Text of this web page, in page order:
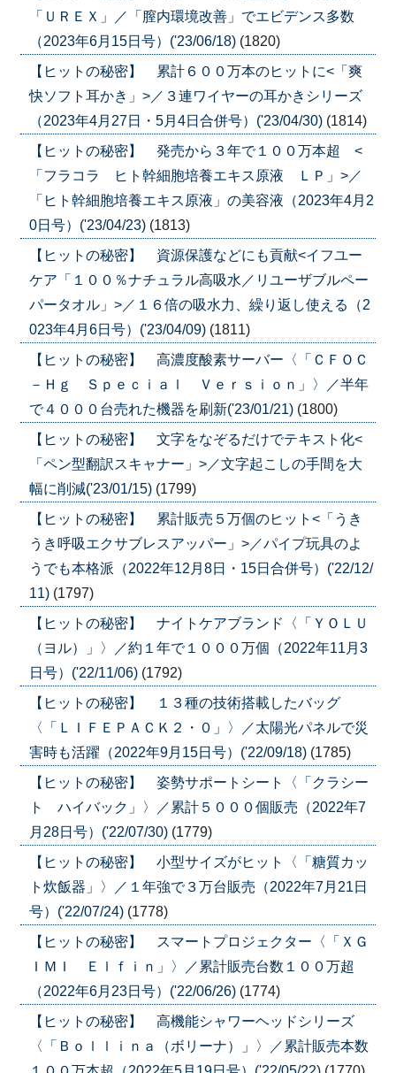
「ＵＲＥＸ」／「膣内環境改善」でエビデンス多数
（2023年6月15日号）('23/06/18) (1820)
【ヒットの秘密】 累計６００万本のヒットに<「爽
快ソフト耳かき」>／３連ワイヤーの耳かきシリーズ
（2023年4月27日・5月4日合併号）('23/04/30) (1814)
【ヒットの秘密】 発売から３年で１００万本超 <
「フラコラ ヒト幹細胞培養エキス原液 ＬＰ」>／
「ヒト幹細胞培養エキス原液」の美容液（2023年4月2
0日号）('23/04/23) (1813)
【ヒットの秘密】 資源保護などにも貢献<イフユー
ケア「１００％ナチュラル高吸水／リユーザブルペー
パータオル」>／１６倍の吸水力、繰り返し使える（2
023年4月6日号）('23/04/09) (1811)
【ヒットの秘密】 高濃度酸素サーバー〈「ＣＦＯＣ
－Ｈｇ Ｓｐｅｃｉａｌ Ｖｅｒｓｉｏｎ」〉／半年
で４０００台売れた機器を刷新('23/01/21) (1800)
【ヒットの秘密】 文字をなぞるだけでテキスト化<
「ペン型翻訳スキャナー」>／文字起こしの手間を大
幅に削減('23/01/15) (1799)
【ヒットの秘密】 累計販売５万個のヒット<「うき
うき呼吸エクサブレスアッパー」>／パイプ玩具のよ
うでも本格派（2022年12月8日・15日合併号）('22/12/
11) (1797)
【ヒットの秘密】 ナイトケアブランド〈「ＹＯＬＵ
（ヨル）」〉／約１年で１０００万個（2022年11月3
日号）('22/11/06) (1792)
【ヒットの秘密】 １３種の技術搭載したバッグ
〈「ＬＩＦＥＰＡＣＫ２・０」〉／太陽光パネルで災
害時も活躍（2022年9月15日号）('22/09/18) (1785)
【ヒットの秘密】 姿勢サポートシート〈「クラシー
ト ハイバック」〉／累計５０００個販売（2022年7
月28日号）('22/07/30) (1779)
【ヒットの秘密】 小型サイズがヒット〈「糖質カッ
ト炊飯器」〉／１年強で３万台販売（2022年7月21日
号）('22/07/24) (1778)
【ヒットの秘密】 スマートプロジェクター〈「ＸＧ
ＩＭＩ Ｅｌｆｉｎ」〉／累計販売台数１００万超
（2022年6月23日号）('22/06/26) (1774)
【ヒットの秘密】 高機能シャワーヘッドシリーズ
〈「Ｂｏｌｌｉｎａ（ボリーナ）」〉／累計販売本数